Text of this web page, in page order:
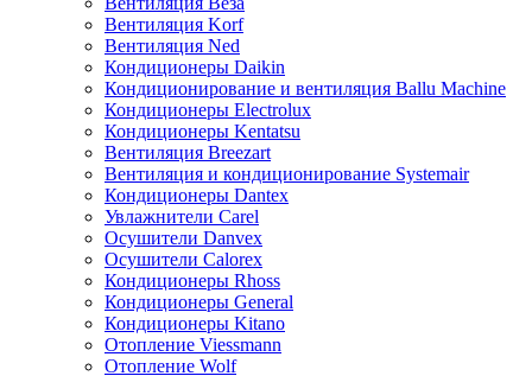
Вентиляция Korf
Вентиляция Ned
Кондиционеры Daikin
Кондиционирование и вентиляция Ballu Machine
Кондиционеры Electrolux
Кондиционеры Kentatsu
Вентиляция Breezart
Вентиляция и кондиционирование Systemair
Кондиционеры Dantex
Увлажнители Carel
Осушители Danvex
Осушители Calorex
Кондиционеры Rhoss
Кондиционеры General
Кондиционеры Kitano
Отопление Viessmann
Отопление Wolf